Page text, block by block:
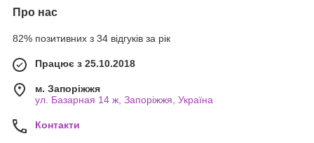
Про нас
82% позитивних з 34 відгуків за рік
Працює з 25.10.2018
м. Запоріжжя
ул. Базарная 14 ж, Запоріжжя, Україна
Контакти